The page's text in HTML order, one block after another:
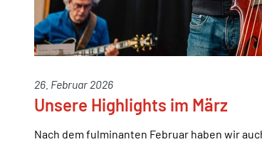
26. Februar 2026
Unsere Highlights im März
Nach dem fulminanten Februar haben wir